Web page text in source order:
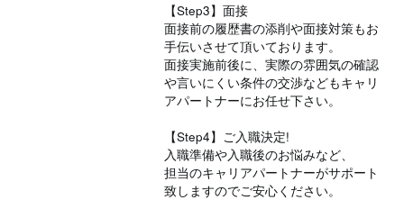
【Step3】面接
面接前の履歴書の添削や面接対策もお
手伝いさせて頂いております。
面接実施前後に、実際の雰囲気の確認
や言いにくい条件の交渉などもキャリ
アパートナーにお任せ下さい。
【Step4】ご入職決定!
入職準備や入職後のお悩みなど、
担当のキャリアパートナーがサポート
致しますのでご安心ください。